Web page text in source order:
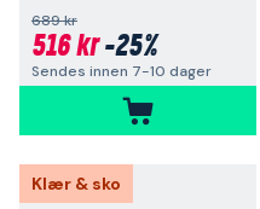
689 kr
516 kr-25%
Sendes innen 7-10 dager
Klær & sko